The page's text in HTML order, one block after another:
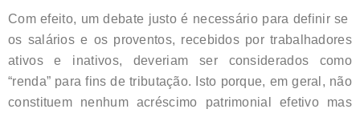
Com efeito, um debate justo é necessário para definir se
os salários e os proventos, recebidos por trabalhadores
ativos e inativos, deveriam ser considerados como
“renda” para fins de tributação. Isto porque, em geral, não
constituem nenhum acréscimo patrimonial efetivo mas